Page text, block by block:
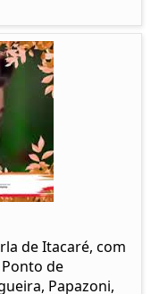
de Itacaré, com
de
Papazoni,